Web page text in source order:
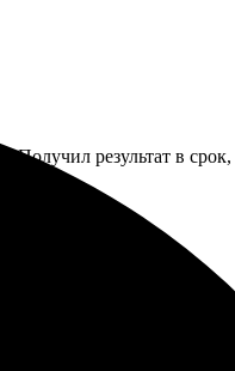
Получил результат в